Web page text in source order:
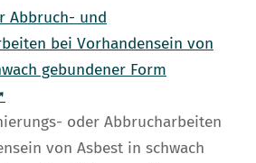
Abbruch- und
bei Vorhandensein von
gebundener Form
oder Abbrucharbeiten
von Asbest in schwach